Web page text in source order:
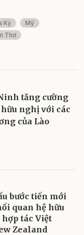
Kỳ
Mỹ
Thơ
tăng cường
nghị với các
của Lào
bước tiến mới
quan hệ hữu
tác Việt
Zealand